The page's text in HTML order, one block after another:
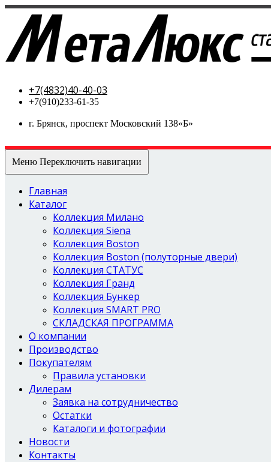
+7(4832)40-40-03
+7(910)233-61-35
г. Брянск, проспект Московский 138«Б»
Меню Переключить навигации
Главная
Каталог
Коллекция Милано
Коллекция Siena
Коллекция Boston
Коллекция Boston (полуторные двери)
Коллекция СТАТУС
Коллекция Гранд
Коллекция Бункер
Коллекция SMART PRO
СКЛАДСКАЯ ПРОГРАММА
О компании
Производство
Покупателям
Правила установки
Дилерам
Заявка на сотрудничество
Остатки
Каталоги и фотографии
Новости
Контакты